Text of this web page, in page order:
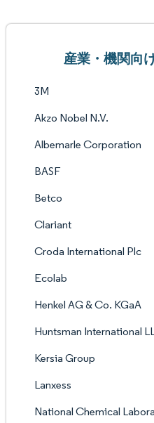
産業・機関向
3M
Akzo Nobel N.V.
Albemarle Corporation
BASF
Betco
Clariant
Croda International Plc
Ecolab
Henkel AG & Co. KGaA
Huntsman International
Kersia Group
Lanxess
National Chemical